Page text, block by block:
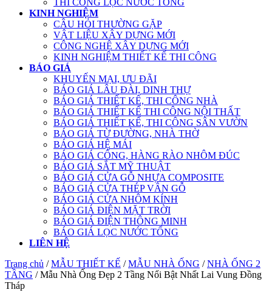
THI CÔNG LỌC NƯỚC TỔNG
KINH NGHIỆM
CÂU HỎI THƯỜNG GẶP
VẬT LIỆU XÂY DỰNG MỚI
CÔNG NGHỆ XÂY DỰNG MỚI
KINH NGHIỆM THIẾT KẾ THI CÔNG
BÁO GIÁ
KHUYẾN MẠI, ƯU ĐÃI
BÁO GIÁ LÂU ĐÀI, DINH THỰ
BÁO GIÁ THIẾT KẾ, THI CÔNG NHÀ
BÁO GIÁ THIẾT KẾ THI CÔNG NỘI THẤT
BÁO GIÁ THIẾT KẾ, THI CÔNG SÂN VƯỜN
BÁO GIÁ TỪ ĐƯỜNG, NHÀ THỜ
BÁO GIÁ HỆ MÁI
BÁO GIÁ CỔNG, HÀNG RÀO NHÔM ĐÚC
BÁO GIÁ SẮT MỸ THUẬT
BÁO GIÁ CỬA GỖ NHỰA COMPOSITE
BÁO GIÁ CỬA THÉP VÂN GỖ
BÁO GIÁ CỬA NHÔM KÍNH
BÁO GIÁ ĐIỆN MẶT TRỜI
BÁO GIÁ ĐIỆN THÔNG MINH
BÁO GIÁ LỌC NƯỚC TỔNG
LIÊN HỆ
Trang chủ /MẪU THIẾT KẾ /MẪU NHÀ ỐNG /NHÀ ỐNG 2
TẦNG / Mẫu Nhà Ống Đẹp 2 Tầng Nổi Bật Nhất Lai Vung Đồng
Tháp